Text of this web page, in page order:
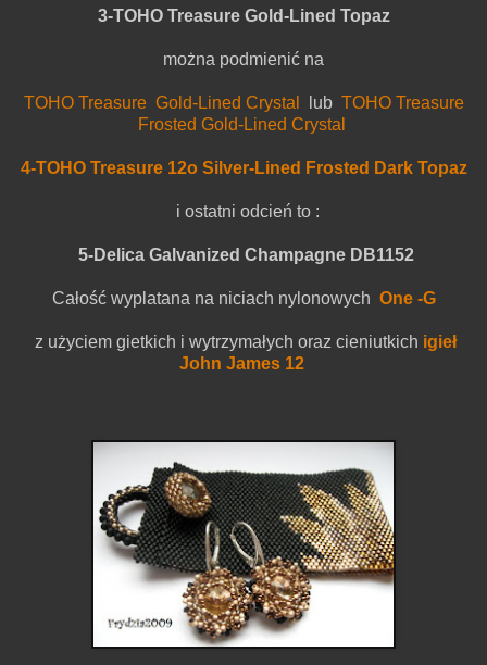
3-TOHO Treasure Gold-Lined Topaz
można podmienić na
TOHO Treasure Gold-Lined Crystal lub TOHO Treasure
Frosted Gold-Lined Crystal
4-TOHO Treasure 12o Silver-Lined Frosted Dark Topaz
i ostatni odcień to :
5-Delica Galvanized Champagne DB1152
Całość wyplatana na niciach nylonowych One -G
z użyciem gietkich i wytrzymałych oraz cieniutkich igieł
John James 12